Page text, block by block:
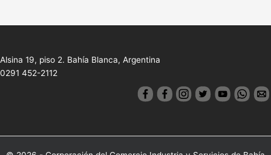
Alsina 19, piso 2. Bahía Blanca, Argentina
0291 452-2112